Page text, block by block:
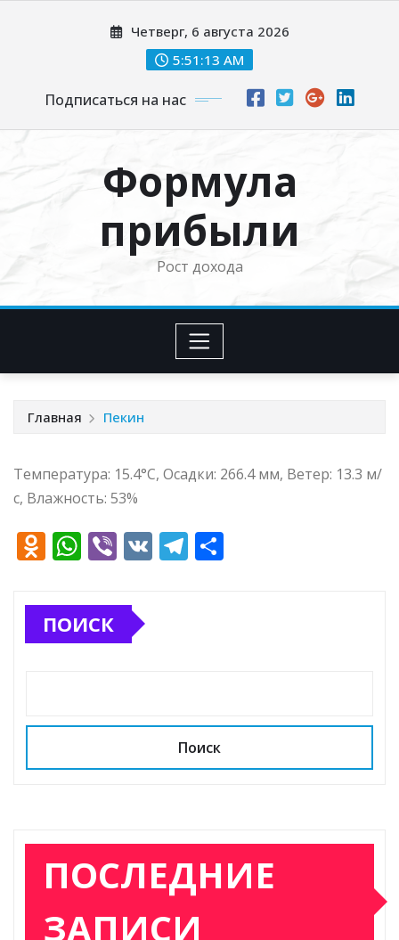
Четверг, 6 августа 2026
5:51:14 AM
Подписаться на нас
Формула
прибыли
Рост дохода
Главная Пекин
Температура: 15.4°C, Осадки: 266.4 мм, Ветер: 13.3 м/
с, Влажность: 53%
O
n
o
ss
ki
W
at
s
p
Vi
e
V T
и
ь
ПОИСК
Поиск
ПОСЛЕДНИЕ
ЗАПИСИ